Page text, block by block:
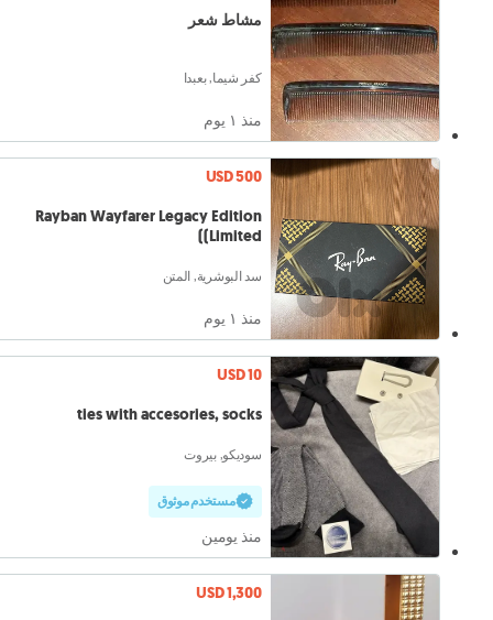
مشاط شعر
كفر شيما, بعبدا
منذ ١ يوم
USD 500
Rayban Wayfarer Legacy Edition
(Limited)
سد البوشرية, المتن
منذ ١ يوم
USD 10
ties with accesories, socks
سوديكو, بيروت
مستخدم موثوق
منذ يومين
USD 1,300